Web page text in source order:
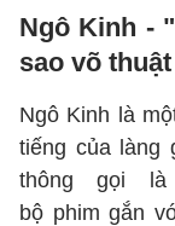
Ngô Kinh -
sao võ
Ngô Kinh là
tiếng của làng
thông gọi là
bộ phim gắn